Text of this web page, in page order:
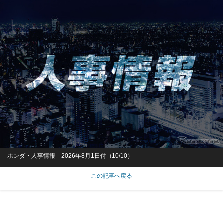
ホンダ・人事情報 2026年8月1日付（10/10）
この記事へ戻る